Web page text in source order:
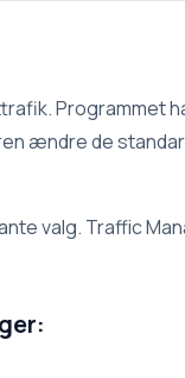
Programmet
ændre de
valg. Traffic